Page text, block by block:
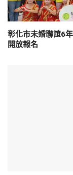
彰化市未婚聯誼6
開放報名